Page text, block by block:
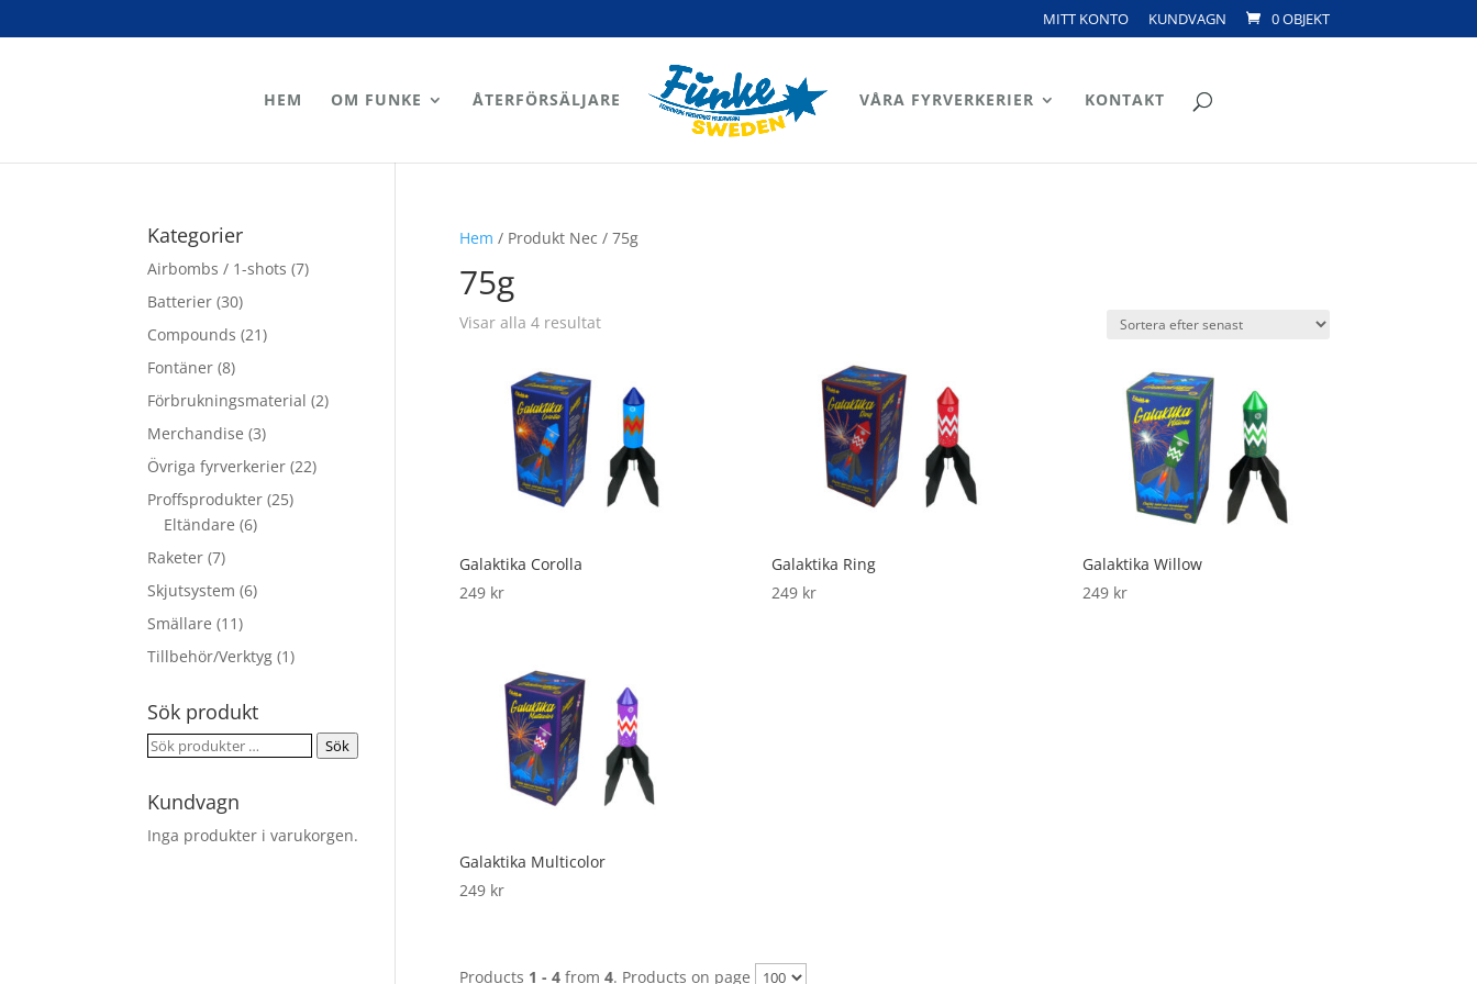
MITT KONTO KUNDVAGN 0 OBJEKT
HEM OM FUNKE ÅTERFÖRSÄLJARE VÅRA FYRVERKERIER KONTAKT
Hem / Produkt Nec / 75g
75g
Visar alla 4 resultatSortera
Galaktika Corolla
249 kr
Galaktika Ring
249 kr
Galaktika Willow
249 kr
Galaktika Multicolor
249 kr
Products 1 - 4from 4. Products on page
Kategorier
Airbombs / 1-shots (7)
Batterier (30)
Compounds (21)
Fontäner (8)
Förbrukningsmaterial (2)
Merchandise (3)
Övriga fyrverkerier (22)
Proffsprodukter (25)
Eltändare (6)
Raketer (7)
Skjutsystem (6)
Smällare (11)
Tillbehör/Verktyg (1)
Sök produkt
Sök
Sök
Kundvagn
Inga produkter i varukorgen.